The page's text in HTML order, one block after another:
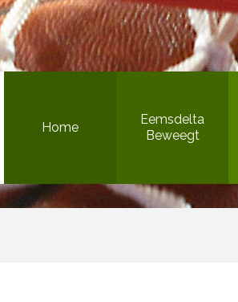
Bewegen in de openbare ruimte
Home
Eemsdelta
Beweegt